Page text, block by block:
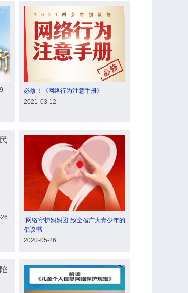
必修！《网络行为注意手册》
2021-03-12
“网络守护妈妈团”致全省广大青少年的
倡议书
2020-05-26